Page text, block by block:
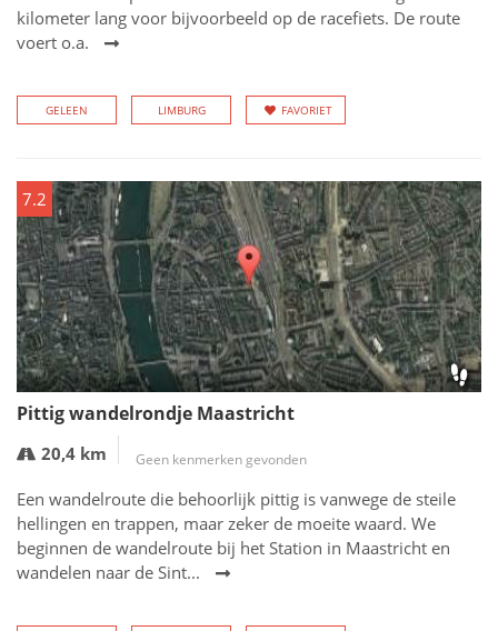
kilometer lang voor bijvoorbeeld op de racefiets. De route
voert o.a.
GELEEN LIMBURG FAVORIET
7.2
Pittig wandelrondje Maastricht
20,4 km Geen kenmerken gevonden
Een wandelroute die behoorlijk pittig is vanwege de steile
hellingen en trappen, maar zeker de moeite waard. We
beginnen de wandelroute bij het Station in Maastricht en
wandelen naar de Sint...